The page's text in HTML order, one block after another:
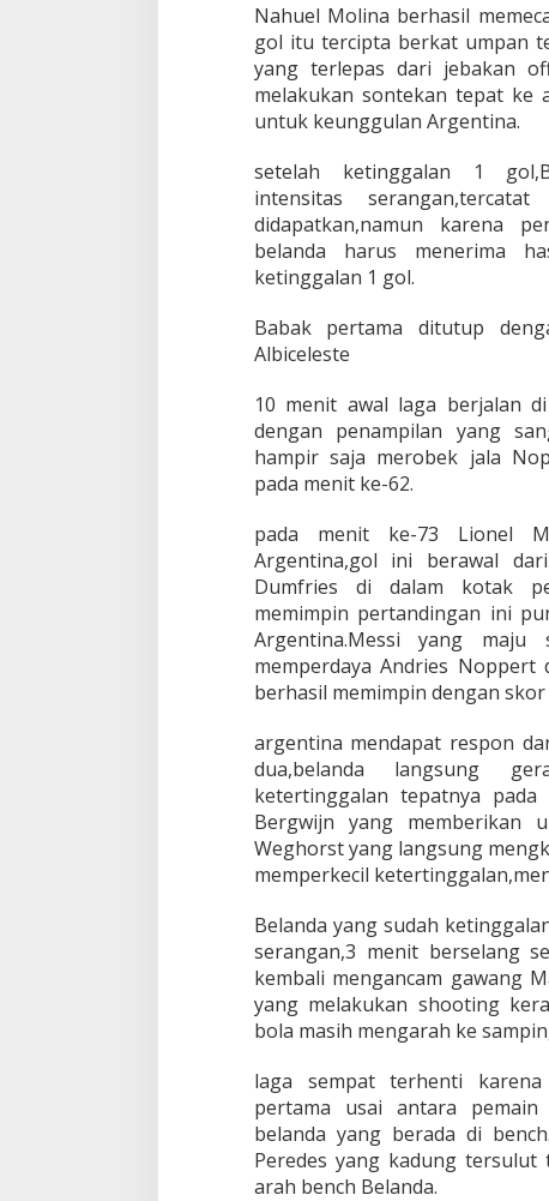
Nahuel Molina berhasil
gol itu tercipta berkat umpan
yang terlepas dari jebakan
melakukan sontekan tepat ke
untuk keunggulan Argentina.
setelah ketinggalan 1
intensitas
didapatkan,namun karena
belanda harus menerima
ketinggalan 1 gol.
Babak pertama ditutup
Albiceleste
10 menit awal laga berjalan
dengan penampilan yang
hampir saja merobek jala
pada menit ke-62.
pada menit ke-73 Lionel
Argentina,gol ini berawal
Dumfries di dalam kotak
memimpin pertandingan ini
Argentina.Messi yang
memperdaya Andries Noppert
berhasil memimpin dengan skor
argentina mendapat respon
dua,belanda langsung
ketertinggalan tepatnya
Bergwijn yang memberikan
Weghorst yang langsung
memperkecil
Belanda yang sudah
serangan,3 menit berselang
kembali mengancam gawang
yang melakukan shooting
bola masih mengarah ke
laga sempat terhenti
pertama usai antara pemain
belanda yang berada di
Peredes yang kadung
arah bench Belanda.